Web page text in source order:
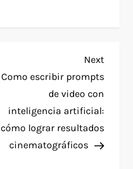
Next
Post
Next
Como escribir prompts
de video con
inteligencia artificial:
cómo lograr resultados
cinematográficos